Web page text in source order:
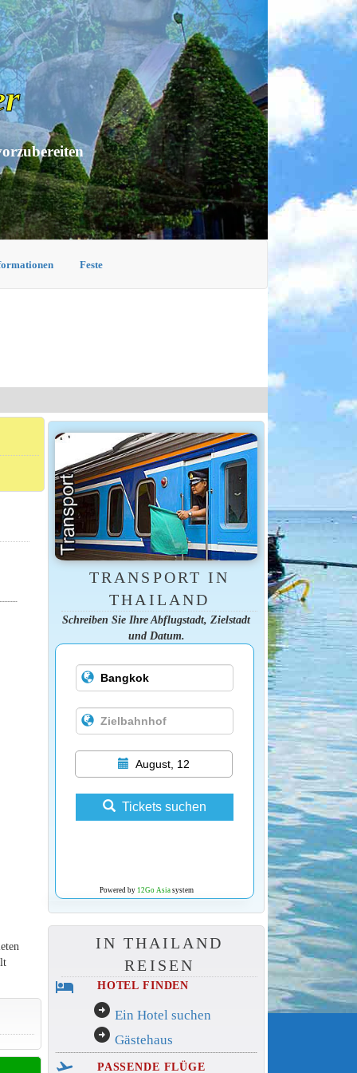
Feste
TRANSPORT IN
THAILAND
Schreiben Sie Ihre Abflugstadt, Zielstadt
und Datum.
August, 12
Tickets suchen
Powered by 12Go Asiasystem
IN THAILAND
REISEN
hotel HOTEL FINDEN
arrow_circle_right Ein Hotel suchen
arrow_circle_right Gästehaus
flight_takeoff
PASSENDE FLÜGE